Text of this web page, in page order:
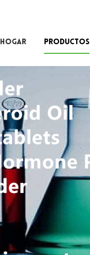
HOGAR PRODUCTOS